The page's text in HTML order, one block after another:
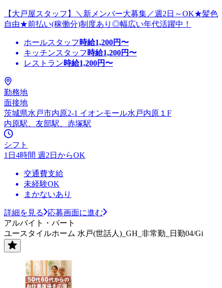
【大戸屋スタッフ】＼新メンバー大募集／週2日～OK★髪色
自由★前払い(稼働分)制度あり◎幅広い年代活躍中！
ホールスタッフ 時給1,200円〜
キッチンスタッフ 時給1,200円〜
レストラン時給1,200円〜
勤務地
面接地
茨城県水戸市内原2-1 イオンモール水戸内原１F
内原駅、友部駅、赤塚駅
シフト
1日4時間 週2日からOK
交通費支給
未経験OK
まかないあり
詳細を見る
応募画面に進む
アルバイト・パート
ユースタイルホーム 水戸(世話人)_GH_非常勤_日勤04/Gi